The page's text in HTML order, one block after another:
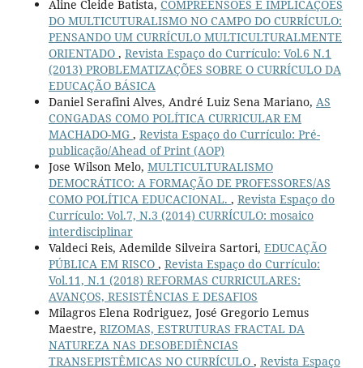
Aline Cleide Batista, COMPREENSÕES E IMPLICAÇÕES
DO MULTICUTURALISMO NO CAMPO DO CURRÍCULO:
PENSANDO UM CURRÍCULO MULTICULTURALMENTE
ORIENTADO , Revista Espaço do Currículo: Vol.6 N.1
(2013) PROBLEMATIZAÇÕES SOBRE O CURRÍCULO DA
EDUCAÇÃO BÁSICA
Daniel Serafini Alves, André Luiz Sena Mariano, AS
CONGADAS COMO POLÍTICA CURRICULAR EM
MACHADO-MG , Revista Espaço do Currículo: Pré-
publicação/Ahead of Print (AOP)
Jose Wilson Melo, MULTICULTURALISMO
DEMOCRÁTICO: A FORMAÇÃO DE PROFESSORES/AS
COMO POLÍTICA EDUCACIONAL. , Revista Espaço do
Currículo: Vol.7, N.3 (2014) CURRÍCULO: mosaico
interdisciplinar
Valdeci Reis, Ademilde Silveira Sartori, EDUCAÇÃO
PÚBLICA EM RISCO , Revista Espaço do Currículo:
Vol.11, N.1 (2018) REFORMAS CURRICULARES:
AVANÇOS, RESISTÊNCIAS E DESAFIOS
Milagros Elena Rodriguez, José Gregorio Lemus
Maestre, RIZOMAS, ESTRUTURAS FRACTAL DA
NATUREZA NAS DESOBEDIÊNCIAS
TRANSEPISTÊMICAS NO CURRÍCULO , Revista Espaço